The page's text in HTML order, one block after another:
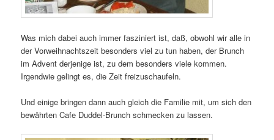
Was mich dabei auch immer fasziniert ist, daß, obwohl wir alle in
der Vorweihnachtszeit besonders viel zu tun haben, der Brunch
im Advent derjenige ist, zu dem besonders viele kommen.
Irgendwie gelingt es, die Zeit freizuschaufeln.
Und einige bringen dann auch gleich die Familie mit, um sich den
bewährten Cafe Duddel-Brunch schmecken zu lassen.